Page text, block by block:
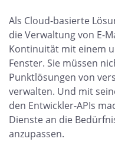
Als Cloud-basierte
die Verwaltung von E-
Kontinuität mit einem
Fenster. Sie müssen
Punktlösungen von
verwalten. Und mit
den Entwickler-APIs
Dienste an die
anzupassen.